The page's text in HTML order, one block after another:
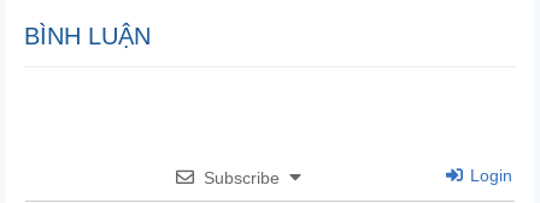
BÌNH LUẬN
Subscribe Login